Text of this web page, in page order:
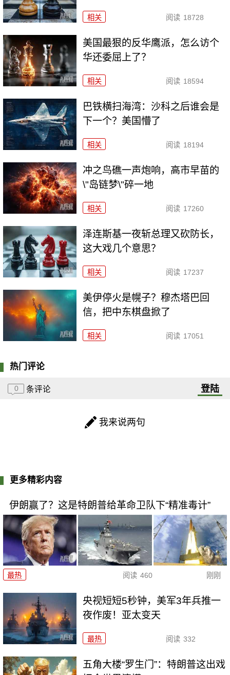
相关 阅读 18728
美国最狠的反华鹰派，怎么访个
华还委屈上了？
相关 阅读 18594
巴铁横扫海湾：沙科之后谁会是
下一个？美国懵了
相关 阅读 18194
冲之鸟礁一声炮响，高市早苗的
\"岛链梦\"碎一地
相关 阅读 17260
泽连斯基一夜斩总理又砍防长，
这大戏几个意思？
相关 阅读 17237
美伊停火是幌子？穆杰塔巴回
信，把中东棋盘掀了
相关 阅读 17051
热门评论
0 条评论 登陆
我来说两句
更多精彩内容
伊朗赢了？这是特朗普给革命卫队下“精准毒计”
最热 阅读 460 刚刚
央视短短5秒钟，美军3年兵推一
夜作废！亚太变天
最热 阅读 332
五角大楼“罗生门”：特朗普这出戏